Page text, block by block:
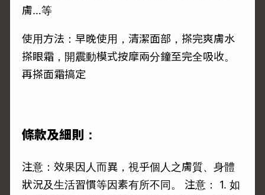
膚…等
使用方法：早晚使用，清潔面部，搽完爽膚水
搽眼霜，開震動模式按摩兩分鐘至完全吸收。
再搽面霜搞定
條款及細則：
注意：效果因人而異，視乎個人之膚質、身體
狀況及生活習慣等因素有所不同。 注意： 1. 如